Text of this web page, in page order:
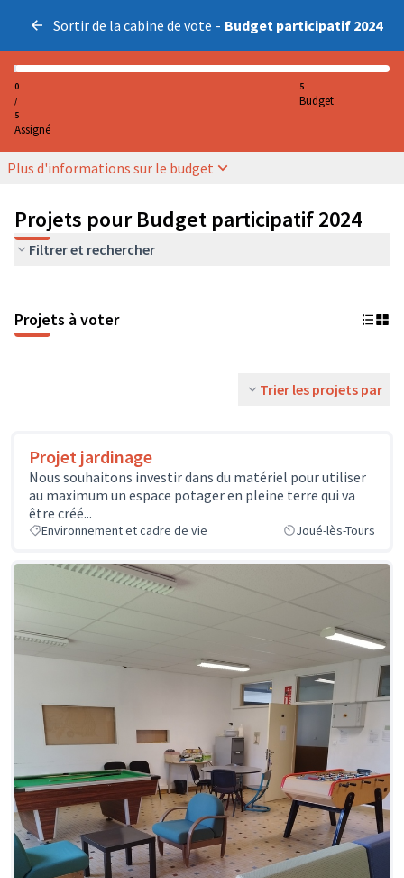
Sortir de la cabine de vote - Budget participatif 2024
0
/
5
Assigné
5
Budget
Plus d'informations sur le budget
Projets pour Budget participatif 2024
Filtrer et rechercher
Projets à voter
Trier les projets par
Projet jardinage
Nous souhaitons investir dans du matériel pour utiliser
au maximum un espace potager en pleine terre qui va
être créé...
Environnement et cadre de vie Joué-lès-Tours